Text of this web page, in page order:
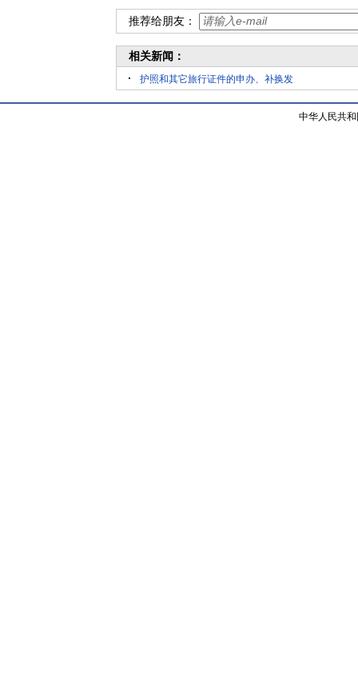
推荐给朋友：
相关新闻：
护照和其它旅行证件的申办、补换发
中华人民共